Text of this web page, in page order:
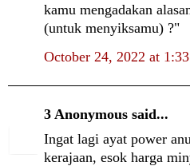
kamu mengadakan
(untuk menyiksamu) ?"
October 24, 2022 at
3 Anonymous said...
Ingat lagi ayat power
kerajaan, esok harga